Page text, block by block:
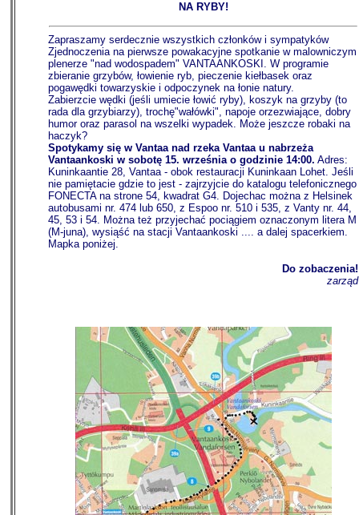
NA RYBY!
Zapraszamy serdecznie wszystkich członków i sympatyków
Zjednoczenia na pierwsze powakacyjne spotkanie w malowniczym
plenerze "nad wodospadem" VANTAANKOSKI. W programie
zbieranie grzybów, łowienie ryb, pieczenie kiełbasek oraz
pogawędki towarzyskie i odpoczynek na łonie natury.
Zabierzcie wędki (jeśli umiecie łowić ryby), koszyk na grzyby (to
rada dla grzybiarzy), trochę"wałówki", napoje orzezwiające, dobry
humor oraz parasol na wszelki wypadek. Może jeszcze robaki na
haczyk?
Spotykamy się w Vantaa nad rzeka Vantaa u nabrzeża
Vantaankoski w sobotę 15. września o godzinie 14:00. Adres:
Kuninkaantie 28, Vantaa - obok restauracji Kuninkaan Lohet. Jeśli
nie pamiętacie gdzie to jest - zajrzyjcie do katalogu telefonicznego
FONECTA na strone 54, kwadrat G4. Dojechac można z Helsinek
autobusami nr. 474 lub 650, z Espoo nr. 510 i 535, z Vanty nr. 44,
45, 53 i 54. Można też przyjechać pociągiem oznaczonym litera M
(M-juna), wysiąść na stacji Vantaankoski .... a dalej spacerkiem.
Mapka poniżej.
Do zobaczenia!
zarząd